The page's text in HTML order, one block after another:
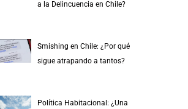
a la Delincuencia en Chile?
Smishing en Chile: ¿Por qué
sigue atrapando a tantos?
Política Habitacional: ¿Una